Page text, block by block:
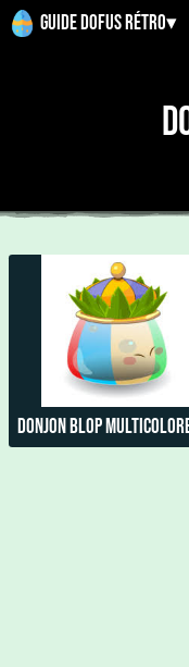
Guide Dofus Rétro▾
Donjon Blop